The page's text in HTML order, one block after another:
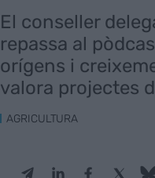
El conseller
repassa al
orígens i
valora projectes
AGRICULTURA